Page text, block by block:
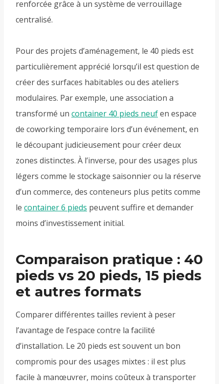
renforcée grâce à un système de verrouillage
centralisé.
Pour des projets d’aménagement, le 40 pieds est
particulièrement apprécié lorsqu’il est question de
créer des surfaces habitables ou des ateliers
modulaires. Par exemple, une association a
transformé un container 40 pieds neufen espace
de coworking temporaire lors d’un événement, en
le découpant judicieusement pour créer deux
zones distinctes. À l’inverse, pour des usages plus
légers comme le stockage saisonnier ou la réserve
d’un commerce, des conteneurs plus petits comme
le container 6 pieds peuvent suffire et demander
moins d’investissement initial.
Comparaison pratique : 40
pieds vs 20 pieds, 15 pieds
et autres formats
Comparer différentes tailles revient à peser
l’avantage de l’espace contre la facilité
d’installation. Le 20 pieds est souvent un bon
compromis pour des usages mixtes : il est plus
facile à manœuvrer, moins coûteux à transporter